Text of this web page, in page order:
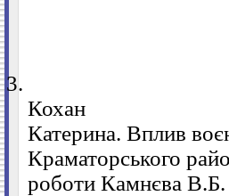
3.
Кохан
Катерина. Вплив
Краматорського
роботи Камнєва В.Б.